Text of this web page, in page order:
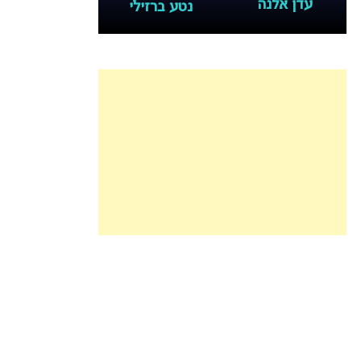
עדן אלנה נטע ברזילי